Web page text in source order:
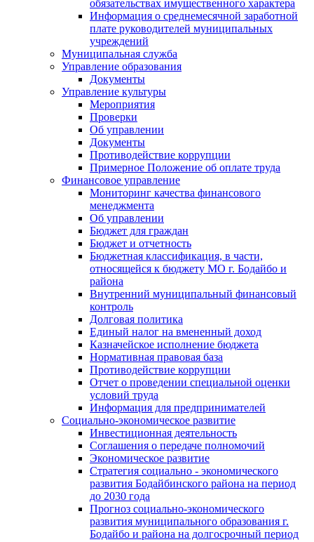
обязательствах имущественного характера
Информация о среднемесячной заработной
плате руководителей муниципальных
учреждений
Муниципальная служба
Управление образования
Документы
Управление культуры
Мероприятия
Проверки
Об управлении
Документы
Противодействие коррупции
Примерное Положение об оплате труда
Финансовое управление
Мониторинг качества финансового
менеджмента
Об управлении
Бюджет для граждан
Бюджет и отчетность
Бюджетная классификация, в части,
относящейся к бюджету МО г. Бодайбо и
района
Внутренний муниципальный финансовый
контроль
Долговая политика
Единый налог на вмененный доход
Казначейское исполнение бюджета
Нормативная правовая база
Противодействие коррупции
Отчет о проведении специальной оценки
условий труда
Информация для предпринимателей
Социально-экономическое развитие
Инвестиционная деятельность
Соглашения о передаче полномочий
Экономическое развитие
Стратегия социально - экономического
развития Бодайбинского района на период
до 2030 года
Прогноз социально-экономического
развития муниципального образования г.
Бодайбо и района на долгосрочный период